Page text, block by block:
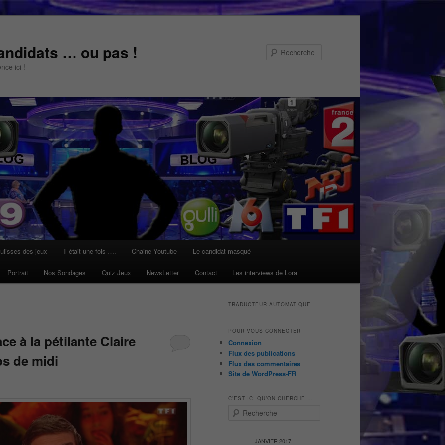
… ou pas !
ici !
des jeux Il était une fois …. Chaine Youtube Le candidat masqué
Portrait Nos Sondages Quiz Jeux NewsLetter Contact Les interviews de Lora
à la pétilante Claire
de midi
TRADUCTEUR AUTOMATIQUE
POUR VOUS CONNECTER
Connexion
Flux des publications
Flux des commentaires
Site de WordPress-FR
C’EST ICI QU’ON CHERCHE …
JANVIER 2017